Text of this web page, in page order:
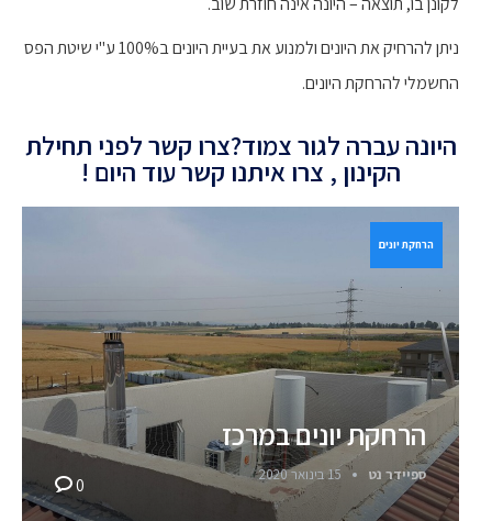
ניתן להרחיק את היונים ולמנוע את בעיית היונים ב100% ע"י שיטת הפס
החשמלי להרחקת היונים.
היונה עברה לגור צמוד?צרו קשר לפני תחילת
הקינון , צרו איתנו קשר עוד היום !
הרחקת יונים במרכז
ספיידר נט 15 בינואר 2020
הרחקת יונים